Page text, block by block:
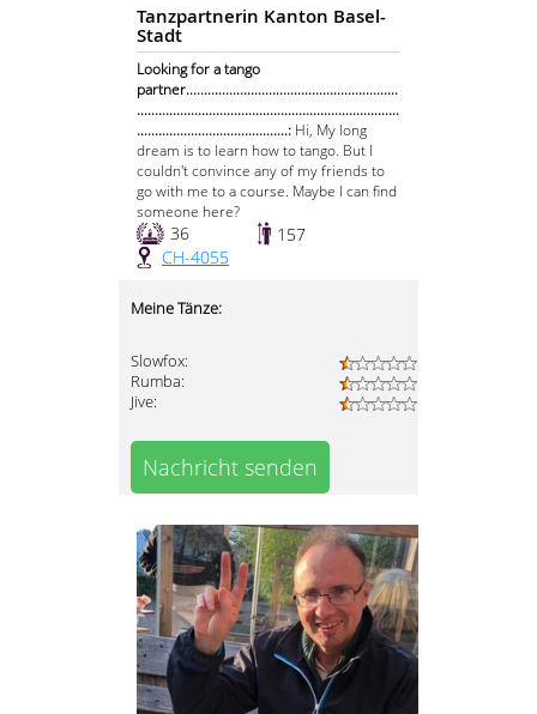
Tanzpartnerin Kanton Basel-
Stadt
Looking for a tango
partner...........................................................
.........................................................................
..........................................: Hi, My long
dream is to learn how to tango. But I
couldn't convince any of my friends to
go with me to a course. Maybe I can find
someone here?
36
157
CH-4055
Meine Tänze:
Slowfox:
Rumba:
Jive:
Nachricht senden